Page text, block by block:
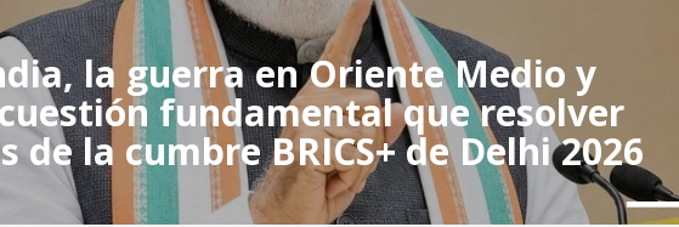
la guerra en Oriente Medio y
fundamental que resolver
de la cumbre BRICS+ de Delhi 2026